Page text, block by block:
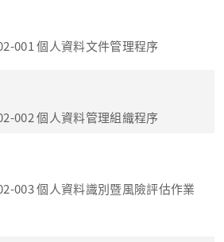
001 個人資料文件管理程序
002 個人資料管理組織程序
003 個人資料識別暨風險評估作業